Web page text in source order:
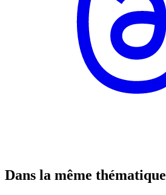
Dans la même thématique